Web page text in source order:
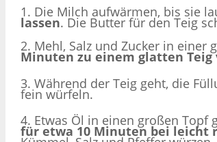
1. Die Milch aufwärmen, bis sie
lassen. Die Butter für den Teig
2. Mehl, Salz und Zucker in
Minuten zu einem glatten Teig
3. Während der Teig geht, die
fein würfeln.
4. Etwas Öl in einen großen Topf
für etwa 10 Minuten bei leicht